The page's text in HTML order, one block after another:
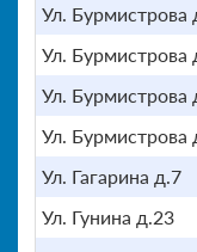
Ул. Бурмистрова
Ул. Бурмистрова
Ул. Бурмистрова
Ул. Бурмистрова
Ул. Гагарина д.7
Ул. Гунина д.23